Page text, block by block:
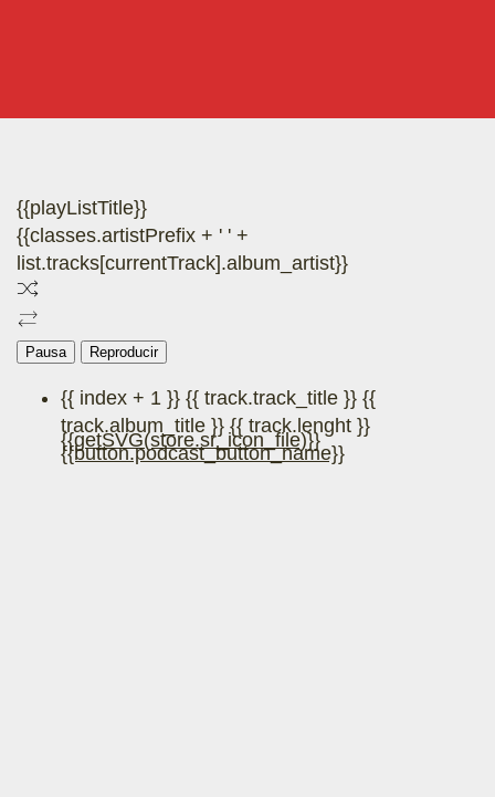
{{playListTitle}}
{{classes.artistPrefix + ' ' +
list.tracks[currentTrack].album_artist}}
Pausa Reproducir
{{ index + 1 }} {{ track.track_title }} {{
track.album_title }} {{ track.lenght }}
{{getSVG(store.sr_icon_file)}}
{{button.podcast_button_name}}